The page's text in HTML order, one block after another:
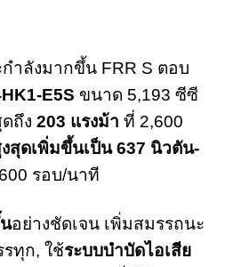
ำลังมากขึ้น FRR S ตอบ
E5S ขนาด 5,193 ซีซี
ถึง 203 แรงม้า ที่ 2,600
สุดเพิ่มขึ้นเป็น 637 นิวตัน-
รอบ/นาที
อย่างชัดเจน เพิ่มสมรรถนะ
ทุก, ใช้ระบบบำบัดไอเสีย